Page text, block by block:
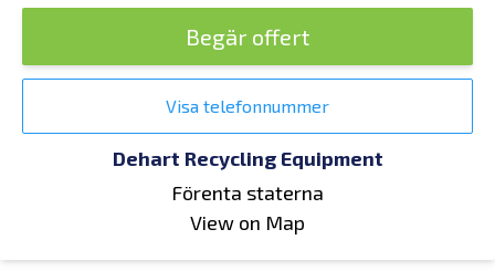
Begär offert
Visa telefonnummer
Dehart Recycling Equipment
Förenta staterna
View on Map